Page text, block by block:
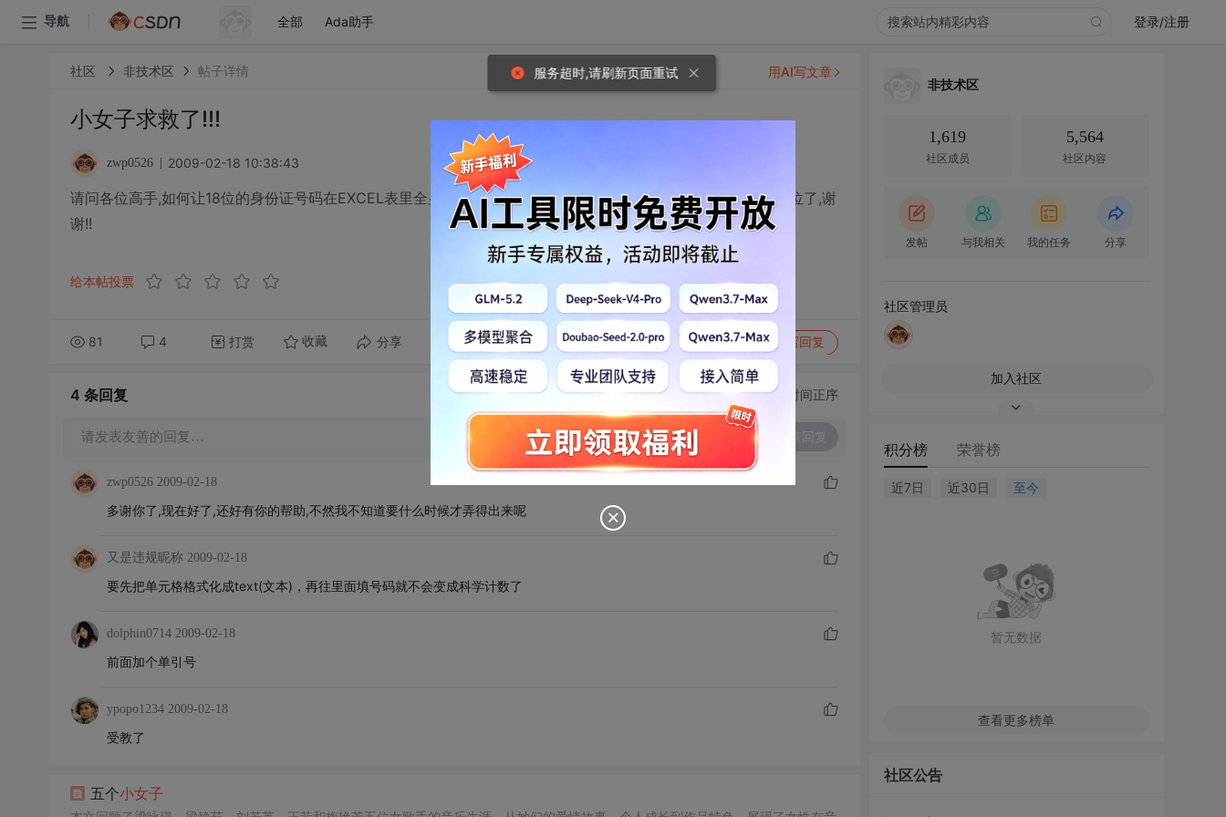
导航 全部 Ada助手 登录/注册
社区 非技术区 帖子详情
小女子求救了!!!
zwp0526 2009-02-18 10:38:43
请问各位高手,如何让18位的身份证号码在EXCEL表里全显示出来.我什么格式都试了,但就是不能全部显示.请教各位了,谢
谢!!
给本帖投票
81 4 打赏 收藏 分享 转发到动态 举报 写回复
用AI写文章
4 条回复 切换为时间正序
请发表友善的回复…
zwp0526 2009-02-18
多谢你了,现在好了,还好有你的帮助,不然我不知道要什么时候才弄得出来呢
又是违规昵称 2009-02-18
要先把单元格格式化成text(文本)，再往里面填号码就不会变成科学计数了
dolphin0714 2009-02-18
前面加个单引号
ypopo1234 2009-02-18
受教了
五个小女子
非技术区
1,619
社区成员
5,564
社区内容
发帖 与我相关 我的任务 分享
社区管理员
加入社区
积分榜 荣誉榜
近7日 近30日 至今
暂无数据
查看更多榜单
社区公告
服务超时,请刷新页面重试